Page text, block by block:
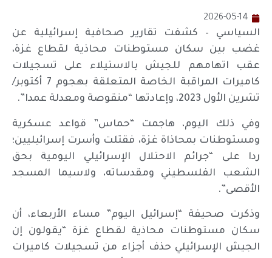
2026-05-14
السياسي – كشفت تقارير صحافية إسرائيلية عن
غضب بين سكان مستوطنات محاذية لقطاع غزة،
عقب اتهامهم للجيش بالاستيلاء على تسجيلات
كاميرات المراقبة الخاصة المتعلقة بهجوم 7 أكتوبر/
تشرين الأول 2023، وإعادتها “منقوصة ومعدلة عمدا”.
وفي ذلك اليوم، هاجمت “حماس” قواعد عسكرية
ومستوطنات بمحاذاة غزة، فقتلت وأسرت إسرائيليين؛
ردا على “جرائم الاحتلال الإسرائيلي اليومية بحق
الشعب الفلسطيني ومقدساته، ولاسيما المسجد
الأقصى”.
وذكرت صحيفة “إسرائيل اليوم” مساء الأربعاء، أن
سكان مستوطنات محاذية لقطاع غزة “يقولون إن
الجيش الإسرائيلي حذف أجزاء من تسجيلات كاميرات